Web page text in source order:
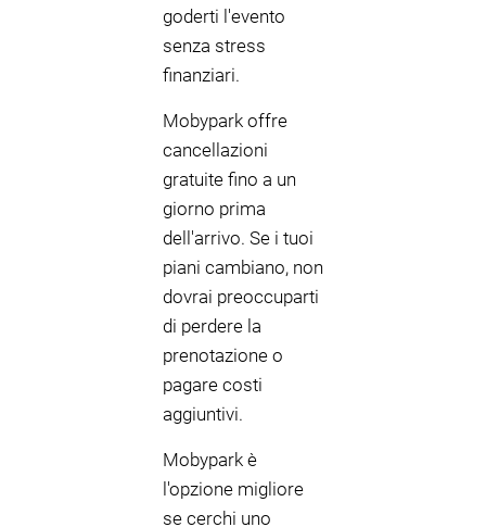
goderti l'evento
senza stress
finanziari.
Mobypark offre
cancellazioni
gratuite fino a un
giorno prima
dell'arrivo. Se i tuoi
piani cambiano, non
dovrai preoccuparti
di perdere la
prenotazione o
pagare costi
aggiuntivi.
Mobypark è
l'opzione migliore
se cerchi uno